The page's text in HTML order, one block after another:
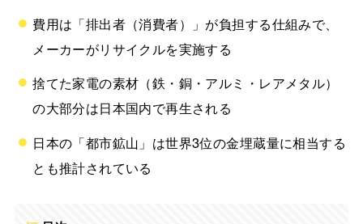
費用は「排出者（消費者）」が負担する仕組みで、
メーカーがリサイクルを実施する
捨てた家電の素材（鉄・銅・アルミ・レアメタル）
の大部分は日本国内で再生される
日本の「都市鉱山」は世界3位の金埋蔵量に相当する
とも推計されている